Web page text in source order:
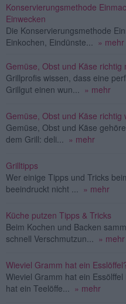
Konservierungsmethode
Einwecken
Die Konservierungsmethode
Einkochen, Eindünste...
» mehr
Gemüse, Obst und Käse richtig
Grillprofis wissen, dass eine
Grillgut einen wun...
» mehr
Gemüse, Obst und Käse richtig
Gemüse, Obst und Käse
dem Grill: deli...
» mehr
Grilltipps
Wer einige Tipps und Tricks
beeindruckt nicht ...
» mehr
Küche putzen Tipps & Tricks
Beim Kochen und Backen
schnell Verschmutzun...
» mehr
Wieviel Gramm hat ein
Wieviel Gramm hat ein
hat ein Teelöffe...
» mehr